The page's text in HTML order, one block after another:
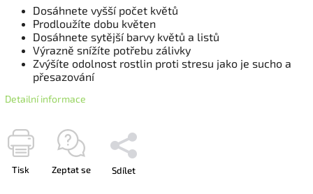
Dosáhnete vyšší počet květů
Prodloužíte dobu květen
Dosáhnete sytější barvy květů a listů
Výrazně snížíte potřebu zálivky
Zvýšíte odolnost rostlin proti stresu jako je sucho a
přesazování
Detailní informace
Tisk Zeptat se Sdílet